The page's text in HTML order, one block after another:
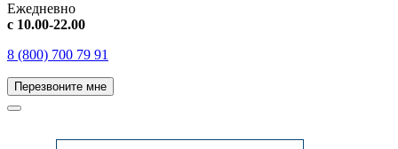
Ежедневно
с 10.00-22.00
8 (800) 700 79 91
Перезвоните мне